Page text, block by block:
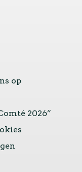
op
2026”